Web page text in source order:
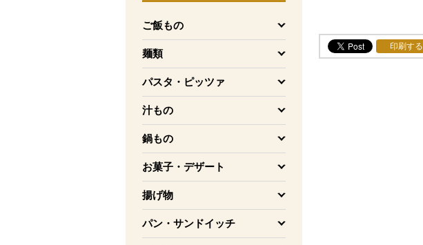
ご飯もの
を開く
麺類
を開く
パスタ・ピッツァ
を開く
汁もの
を開く
鍋もの
を開く
お菓子・デザート
を開く
揚げ物
を開く
パン・サンドイッチ
を開く
印刷する